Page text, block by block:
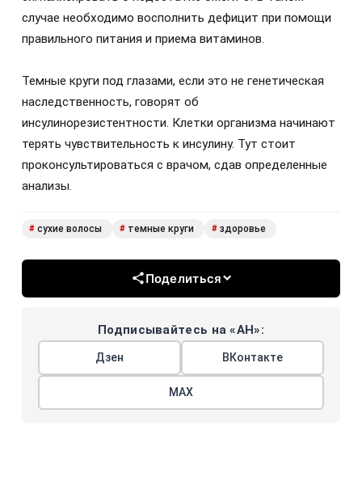
случае необходимо восполнить дефицит при помощи
правильного питания и приема витаминов.
Темные круги под глазами, если это не генетическая
наследственность, говорят об
инсулинорезистентности. Клетки организма начинают
терять чувствительность к инсулину. Тут стоит
проконсультироваться с врачом, сдав определенные
анализы.
# сухие волосы # темные круги # здоровье
Поделиться
Подписывайтесь на «АН»:
Дзен ВКонтакте
МАХ